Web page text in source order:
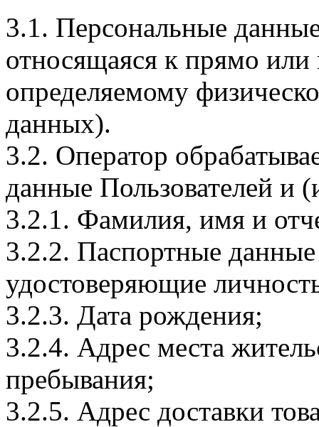
3.1. Персональные
относящаяся к прямо
определяемому
данных).
3.2. Оператор
данные Пользователей и
3.2.1. Фамилия, имя и
3.2.2. Паспортные
удостоверяющие
3.2.3. Дата рождения;
3.2.4. Адрес места
пребывания;
3.2.5. Адрес доставки